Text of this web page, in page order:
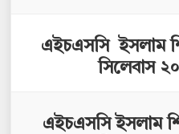
এইচএসসি ইসলাম
সিলেবাস
এইচএসসি ইসলাম